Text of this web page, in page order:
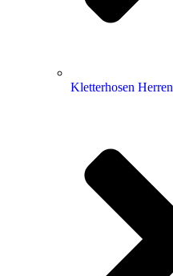
Kletterhosen Herren